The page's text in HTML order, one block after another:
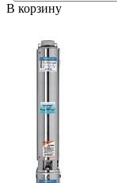
В корзину